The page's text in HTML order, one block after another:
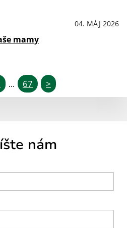
04. MÁJ 2026
mamy
... 67 >
nám